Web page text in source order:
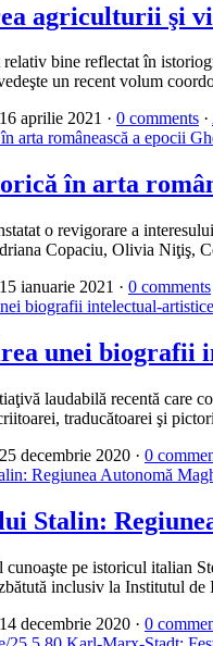
agriculturii şi
relativ bine reflectat în
un recent volum
16 aprilie 2021 · 0 comments ·
în arta
o revigorare a
Copaciu, Olivia Niţiş,
15 ianuarie 2021 · 0 comments
unei
laudabilă recentă care
traducătoarei şi
25 decembrie 2020 · 0
Stalin:
cunoaşte pe istoricul italian
inclusiv la Institutul
14 decembrie 2020 · 0